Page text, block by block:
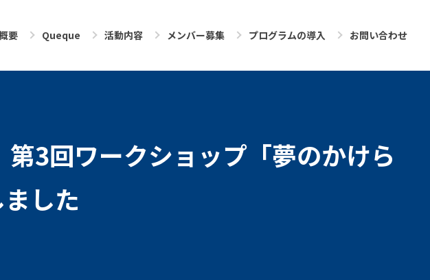
要 Queque 活動内容 メンバー募集 プログラムの導入 お問い合わせ
第3回ワークショップ「夢のかけら
した